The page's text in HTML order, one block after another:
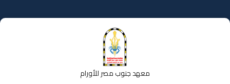
إلى
المحتوى
معهد جنوب مصر للأورام